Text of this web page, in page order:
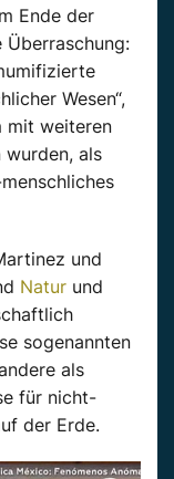
Ende der
Wesen“,
mit weiteren
wurden, als
und
Natur und
sogenannten
als
für nicht-
der Erde.